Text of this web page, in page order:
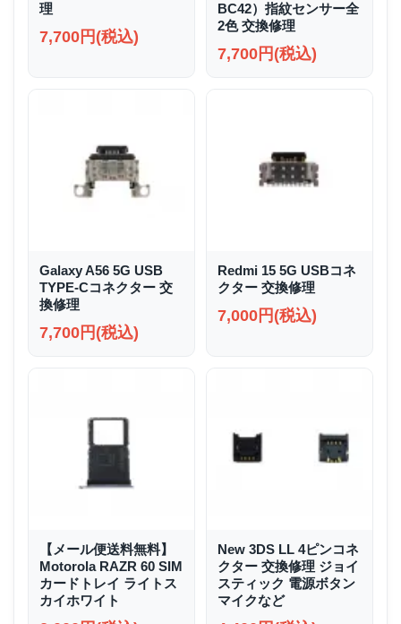
理
7,700円(税込)
BC42）指紋センサー全
2色 交換修理
7,700円(税込)
Galaxy A56 5G USB
TYPE-Cコネクター 交
換修理
7,700円(税込)
Redmi 15 5G USBコネ
クター 交換修理
7,000円(税込)
【メール便送料無料】
Motorola RAZR 60 SIM
カードトレイ ライトス
カイホワイト
New 3DS LL 4ピンコネ
クター 交換修理 ジョイ
スティック 電源ボタン
マイクなど